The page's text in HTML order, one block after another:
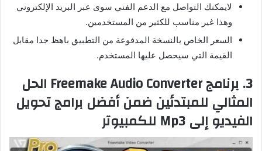
لايمكنك التواصل مع الدعم الفني سوى عبر البريد الإلكتروني
وهذا غير مناسب للكثير من المستخدمين.
السعر الخاص بالنسخة المدفوعة من التطبيق باهظ جدا مقابل
القيمة التي سيحصل عليها المستخدم.
3. برنامج Freemake Audio Converter الحل
المثالي للمبتدئين ضمن أفضل برامج تحويل
الفيديو إلى Mp3 للكمبيوتر